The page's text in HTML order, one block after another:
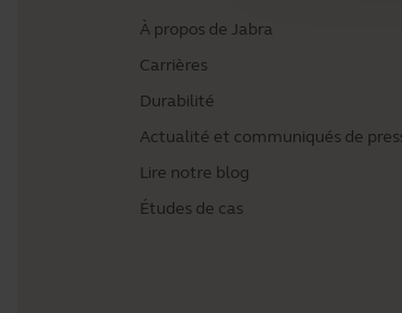
À propos de Jabra
Carrières
Durabilité
Actualité et communiqués de
Lire notre blog
Études de cas